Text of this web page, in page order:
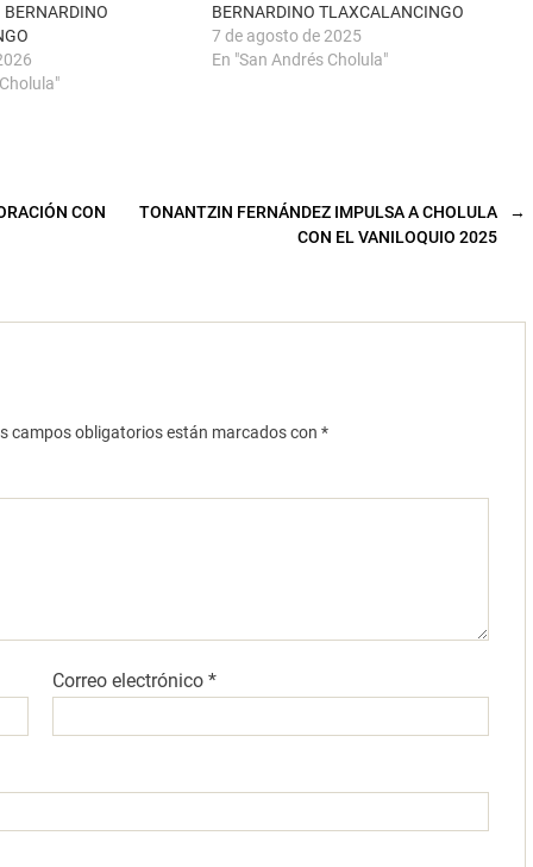
BERNARDINO
BERNARDINO TLAXCALANCINGO
7 de agosto de 2025
En "San Andrés Cholula"
CON →
TONANTZIN FERNÁNDEZ IMPULSA A CHOLULA
CON EL VANILOQUIO 2025
campos obligatorios están marcados con *
Correo electrónico*